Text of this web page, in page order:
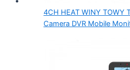
4CH HEAT WINY TOWY
Camera DVR Mobile